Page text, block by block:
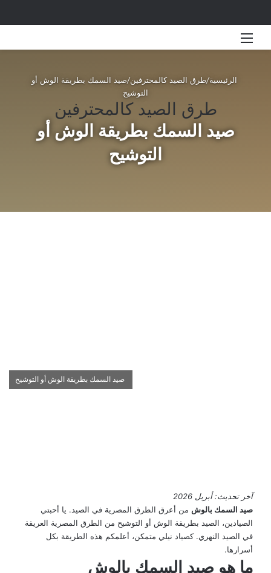
الرئيسية/طرق الصيد كالمحترفين/صيد السمك بطريقة الوش أو
التوشيح
طرق الصيد كالمحترفين
صيد السمك بطريقة الوش أو
التوشيح
صيد السمك بطريقة الوش أو التوشيح
آخر تحديث: أبريل 2026
صيد السمك بالوش من أعرق الطرق المصرية في الصيد. يا أحبتي
الصيادين، الصيد بطريقة الوش أو التوشيح من الطرق المصرية العريقة
في الصيد النهري. كصياد نيلي متمكن، أعلمكم هذه الطريقة بكل
أسرارها.
ما هو صيد السمك بالوش